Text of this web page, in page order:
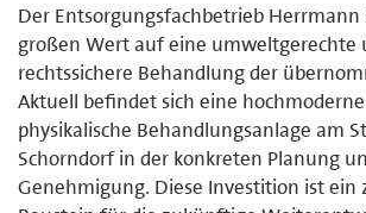
Der Entsorgungsfachbetrieb
großen Wert auf eine umweltgerechte
rechtssichere Behandlung der
Aktuell befindet sich eine
physikalische Behandlungsanlage am
Schorndorf in der konkreten Planung
Genehmigung. Diese Investition ist ein